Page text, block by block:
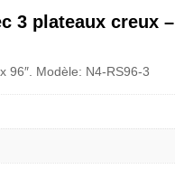
3 plateaux creux –
96″. Modèle: N4-RS96-3